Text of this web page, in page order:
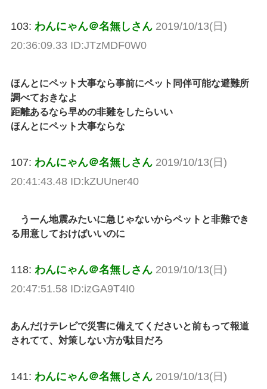
103: わんにゃん＠名無しさん 2019/10/13(日)
20:36:09.33 ID:JTzMDF0W0
ほんとにペット大事なら事前にペット同伴可能な避難所
調べておきなよ
距離あるなら早めの非難をしたらいい
ほんとにペット大事ならな
107: わんにゃん＠名無しさん 2019/10/13(日)
20:41:43.48 ID:kZUUner40
うーん地震みたいに急じゃないからペットと非難でき
る用意しておけばいいのに
118: わんにゃん＠名無しさん 2019/10/13(日)
20:47:51.58 ID:izGA9T4I0
あんだけテレビで災害に備えてくださいと前もって報道
されてて、対策しない方が駄目だろ
141: わんにゃん＠名無しさん 2019/10/13(日)